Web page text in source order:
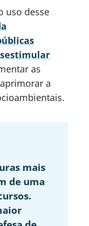
uso desse
as
a
mais
de uma